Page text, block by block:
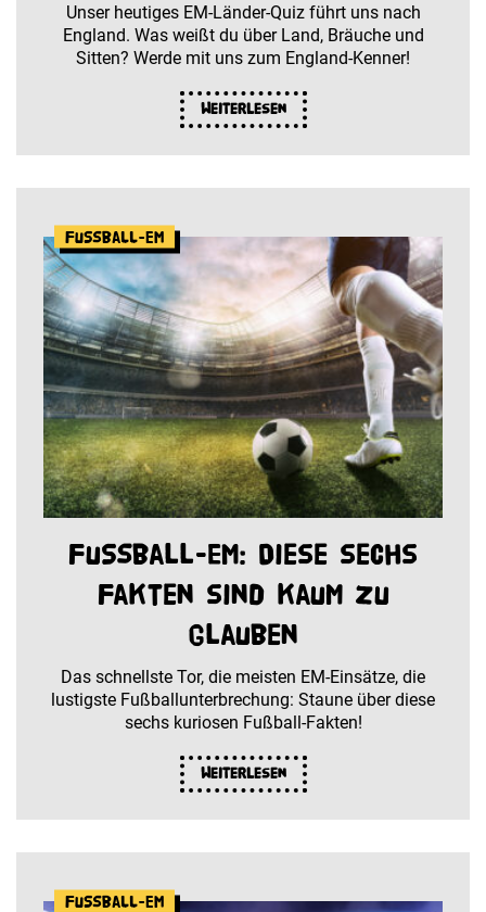
Unser heutiges EM-Länder-Quiz führt uns nach
England. Was weißt du über Land, Bräuche und
Sitten? Werde mit uns zum England-Kenner!
Weiterlesen
Fußball-EM
Fußball-EM: Diese sechs
Fakten sind kaum zu
glauben
Das schnellste Tor, die meisten EM-Einsätze, die
lustigste Fußballunterbrechung: Staune über diese
sechs kuriosen Fußball-Fakten!
Weiterlesen
Fußball-EM